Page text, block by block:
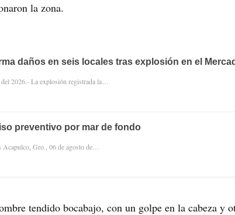
la zona.
daños en seis locales tras explosión en el
2026.- La explosión registrada la…
preventivo por mar de fondo
Acapulco, Gro., 06 de agosto de…
tendido bocabajo, con un golpe en la cabeza y